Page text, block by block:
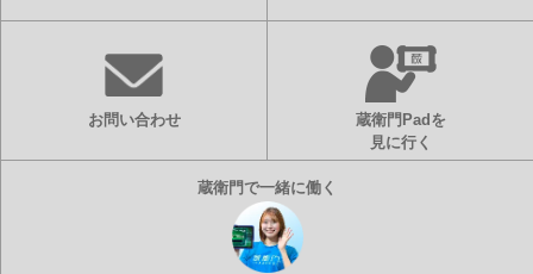
お問い合わせ
蔵衛門Padを
見に行く